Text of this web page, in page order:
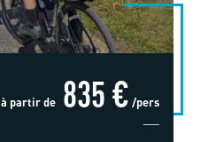
à partir de 835 € /pers